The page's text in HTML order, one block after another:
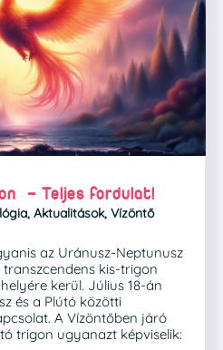
– Teljes fordulat!
, Aktualitások, Vízöntő
az Uránusz-Neptunusz
kis-trigon
kerül. Július 18-án
és a Plútó közötti
A Vízöntőben járó
trigon ugyanazt képviselik: